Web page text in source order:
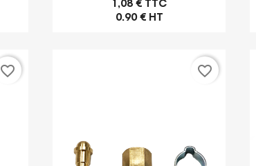
1,08 € TTC
0.90 € HT
favorite_border favorite_border